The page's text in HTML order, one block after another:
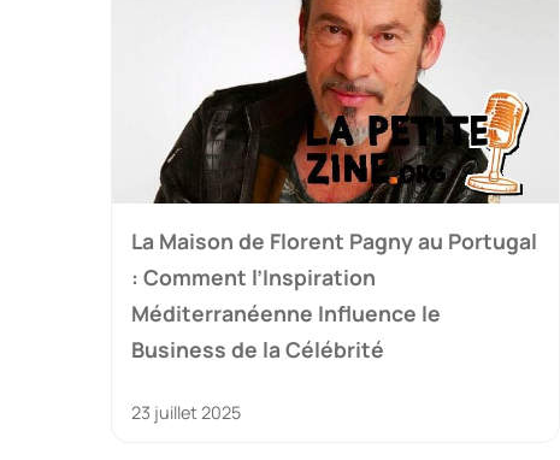
La Maison de Florent Pagny au Portugal
: Comment l’Inspiration
Méditerranéenne Influence le
Business de la Célébrité
23 juillet 2025